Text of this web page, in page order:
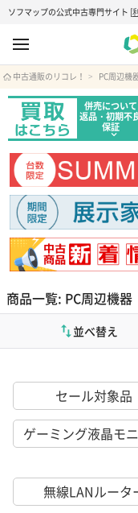
ソフマップの公式中古専門サイト [
中古通販のリコレ！ PC周辺機
併売について
返品・初期不
保証
商品一覧: PC周辺機器
並べ替え
セール対象品
ゲーミング液晶モ
無線LANルータ